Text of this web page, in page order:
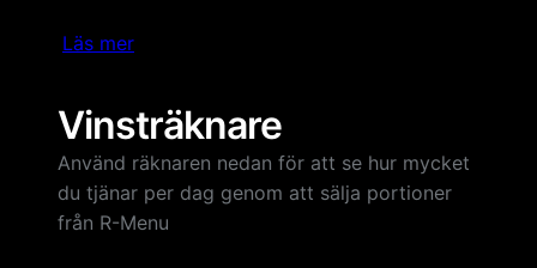
Läs mer
Vinsträknare
Använd räknaren nedan för att se hur mycket
du tjänar per dag genom att sälja portioner
från R-Menu